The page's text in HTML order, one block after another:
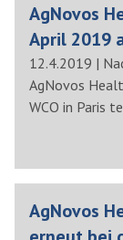
AgNovos
April 2019
12.4.2019 |
AgNovos
WCO in Paris
AgNovos